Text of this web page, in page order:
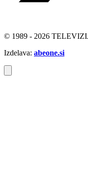
© 1989 - 2026
Izdelava: abeone.si